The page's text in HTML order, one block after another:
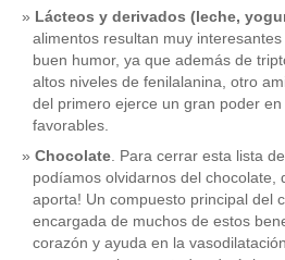
CATEGORÍAS
acido-folico (4)
Lácteos y derivados (leche,
alimentos resultan muy
buen humor, ya que además de
altos niveles de fenilalanina, otro
del primero ejerce un gran poder
favorables.
Chocolate. Para cerrar esta lista
podíamos olvidarnos del chocolate,
aporta! Un compuesto principal del
encargada de muchos de estos
corazón y ayuda en la